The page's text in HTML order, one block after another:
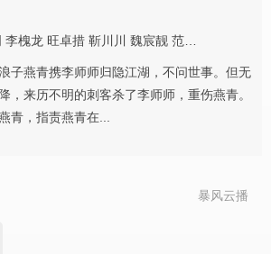
李槐龙 旺卓措 靳川川 魏宸靓 范桢
子燕青携李师师归隐江湖，不问世事。但无
，来历不明的刺客杀了李师师，重伤燕青。
青，指责燕青在...
暴风云播